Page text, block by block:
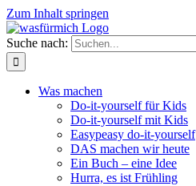
Zum Inhalt springen
Suche nach:
Was machen
Do-it-yourself für Kids
Do-it-yourself mit Kids
Easypeasy do-it-yourself
DAS machen wir heute
Ein Buch – eine Idee
Hurra, es ist Frühling